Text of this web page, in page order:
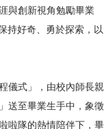
與創新視角勉勵畢業
持好奇、勇於探索，以
儀式」，由校內師長親
送至畢業生手中，象徵
啦隊的熱情陪伴下，畢